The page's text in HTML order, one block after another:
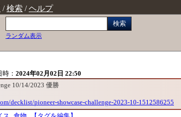
/検索 /ヘルプ
検索
ランダム表示
： 2024年02月02日 22:50
10/14/2023 優勝
decklist/pioneer-showcase-challenge-2023-10-1512586255